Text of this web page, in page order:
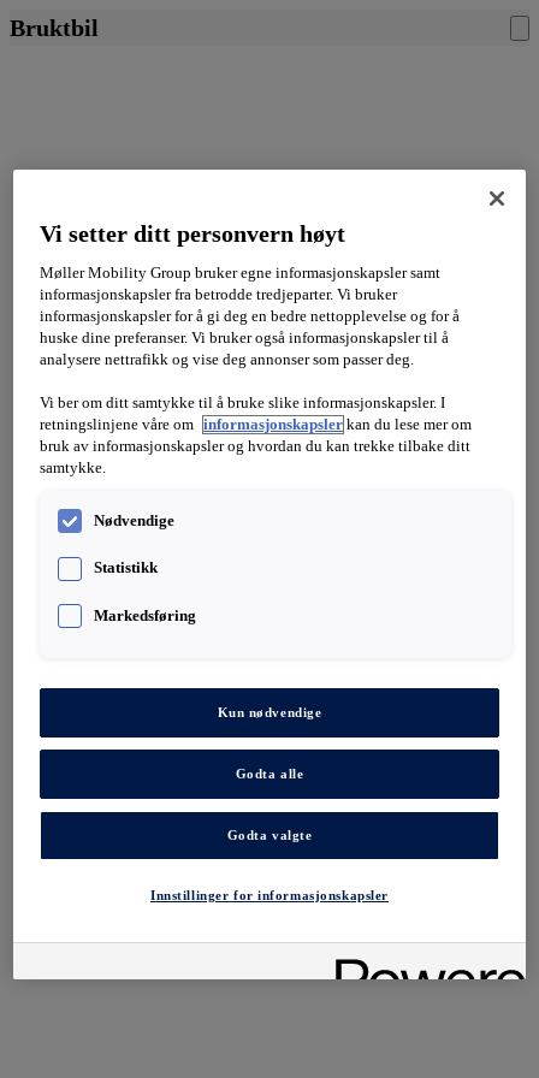
Bruktbil
Vi setter ditt personvern høyt
Møller Mobility Group bruker egne informasjonskapsler samt
informasjonskapsler fra betrodde tredjeparter. Vi bruker
informasjonskapsler for å gi deg en bedre nettopplevelse og for å
huske dine preferanser. Vi bruker også informasjonskapsler til å
analysere nettrafikk og vise deg annonser som passer deg.
Vi ber om ditt samtykke til å bruke slike informasjonskapsler. I
retningslinjene våre om informasjonskapsler kan du lese mer om
bruk av informasjonskapsler og hvordan du kan trekke tilbake ditt
samtykke.
Nødvendige
Statistikk
Markedsføring
Kun nødvendige
Godta alle
Godta valgte
Innstillinger for informasjonskapsler